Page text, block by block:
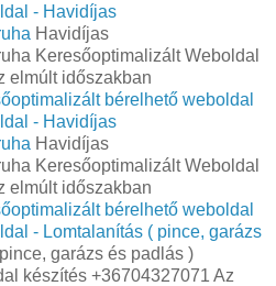
- Havidíjas
Havidíjas
Keresőoptimalizált Weboldal
elmúlt időszakban
bérelhető weboldal
- Havidíjas
Havidíjas
Keresőoptimalizált Weboldal
elmúlt időszakban
bérelhető weboldal
- Lomtalanítás ( pince, garázs
garázs és padlás )
készítés +36704327071 Az